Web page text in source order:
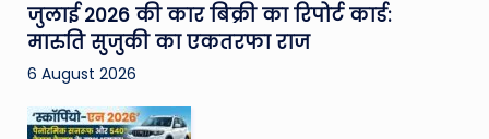
जुलाई 2026 की कार बिक्री का रिपोर्ट कार्ड:
मारुति सुजुकी का एकतरफा राज
6 August 2026